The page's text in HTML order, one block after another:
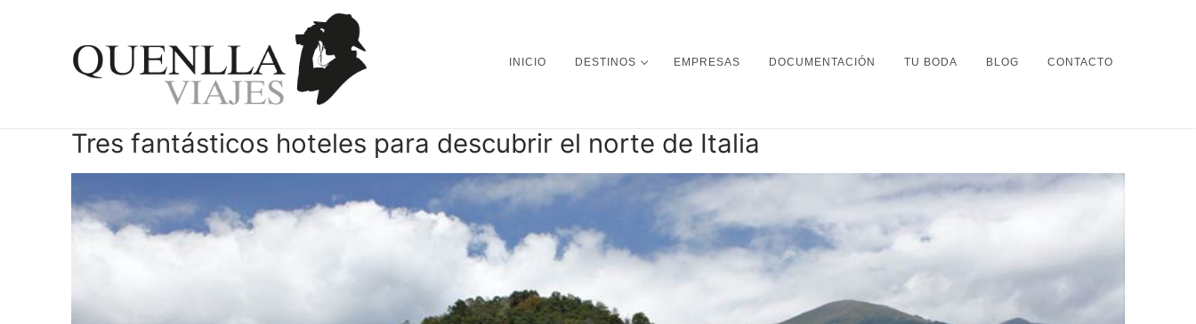
INICIO DESTINOS EMPRESAS DOCUMENTACIÓN TU BODA BLOG CONTACTO
Tres fantásticos hoteles para descubrir el norte de Italia